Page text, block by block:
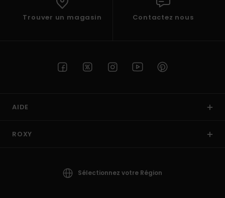
Trouver un magasin Contactez nous
AIDE
ROXY
Sélectionnez votre Région